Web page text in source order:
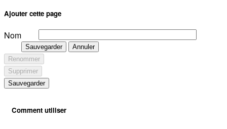
Ajouter cette page
Nom
Sauvegarder
Annuler
Renommer
Supprimer
Sauvegarder
Comment utiliser